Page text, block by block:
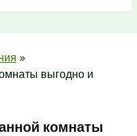
выгодно и
комнаты